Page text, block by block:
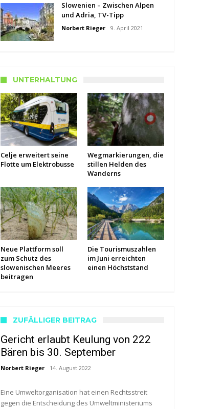
Slowenien – Zwischen Alpen
und Adria, TV-Tipp
Norbert Rieger 9. April 2021
UNTERHALTUNG
Celje erweitert seine
Flotte um Elektrobusse
Wegmarkierungen, die
stillen Helden des
Wanderns
Neue Plattform soll
zum Schutz des
slowenischen Meeres
beitragen
Die Tourismuszahlen
im Juni erreichten
einen Höchststand
ZUFÄLLIGER BEITRAG
Gericht erlaubt Keulung von 222
Bären bis 30. September
Norbert Rieger 14. August 2022
Eine Umweltorganisation hat einen Rechtsstreit
gegen die Entscheidung des Umweltministeriums